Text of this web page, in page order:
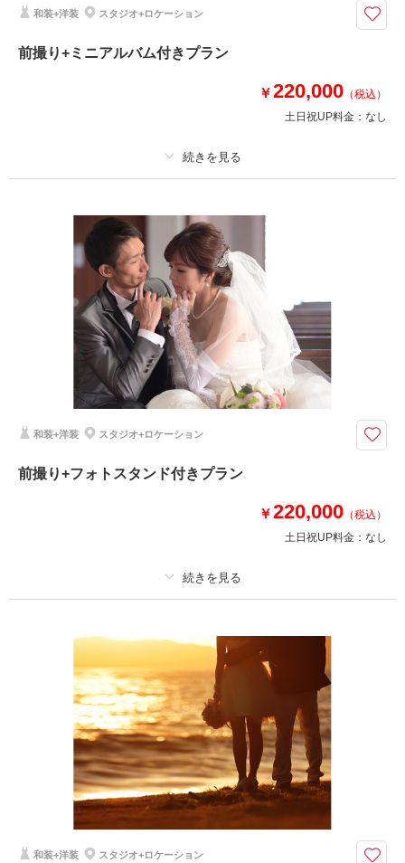
前撮りに人気のキャンバスボードが付いてくるお得なプラン
に必要なものすべてが入っているお得なプランです！衣装は新作・ブランド
も行き放題で出張費0円！追加料金なしの安心プラン！
撮影日：2020年11月29日
相談予約する
来店・オンライン
撮影日の空き
を確認する
和装+洋装 スタジオ+ロケーション
前撮り+ミニアルバム付きプラン
￥220,000 （税込）
土日祝UP料金： なし
新婦衣装4着
着付け ヘアメイク
アルバム 30 P データ 300 カット
衣装追加 会食 挙式
家族と撮影 家族用衣装レンタル ペットと撮影
その他含むもの
撮影DVDデータ・ミニアルバム・クリーニング代・撮影小物・ロケ出張費
アルバム30P・衣装・美容・ロケ出張費・撮影小物・クリーニング代等撮影
も選び放題で美容もチェンジし放題だから、安心！スタジオもロケーション
撮影日：2020年7月2日
撮影場所：白川茶室・八景水谷公園・立田山・白川
相談予約する
来店・オンライン
撮影日の空き
を確認する
和装+洋装 スタジオ+ロケーション
前撮り+フォトスタンド付きプラン
￥220,000 （税込）
土日祝UP料金： なし
撮影料 新婦衣装4着 新郎衣装3着
着付け ヘアメイク 小物一式
アルバム 30 P データ 300 カット 台紙付写真
衣装追加 会食 挙式
家族と撮影 家族用衣装レンタル ペットと撮影
その他含むもの
撮影DVDデータ・フォトスタンド・クリーニング代・撮影小物・ロケ出張
前撮りに人気のフォトスタンドが付いてくるお得なプラン
和装+洋装 スタジオ+ロケーション